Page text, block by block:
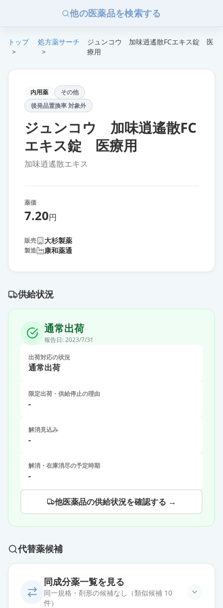
他の医薬品を検索する
トップ
>
処方薬サーチ
>
ジュンコウ 加味逍遙散FCエキス錠 医
療用
内用薬
その他
後発品置換率 対象外
ジュンコウ 加味逍遙散FC
エキス錠 医療用
加味逍遙散エキス
薬価
7.20円
販売 大杉製薬
製造 康和薬通
供給状況
通常出荷
報告日: 2023/7/31
出荷対応の状況
通常出荷
限定出荷・供給停止の理由
-
解消見込み
-
解消・在庫消尽の予定時期
-
他医薬品の供給状況を確認する →
代替薬候補
同成分薬一覧を見る
同一規格・剤形の候補なし（類似候補 10
件）